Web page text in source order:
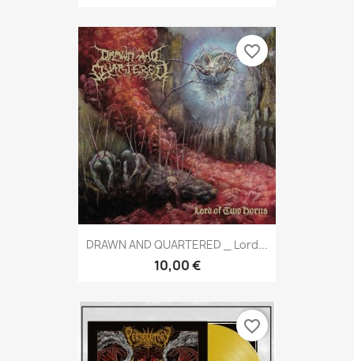
DRAWN AND QUARTERED _ Lord...
10,00 €
favorite_border
favorite_border